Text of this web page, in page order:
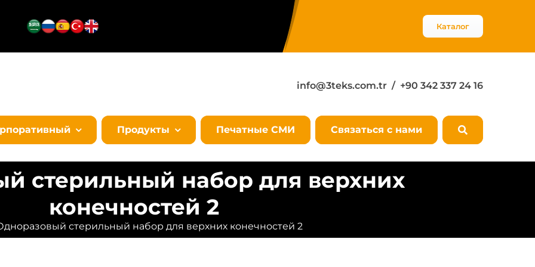
Каталог
info@3teks.com.tr / +90 342 337 24 16
Продукты Печатные СМИ Связаться с нами
стерильный набор для верхних
конечностей 2
стерильный набор для верхних конечностей 2